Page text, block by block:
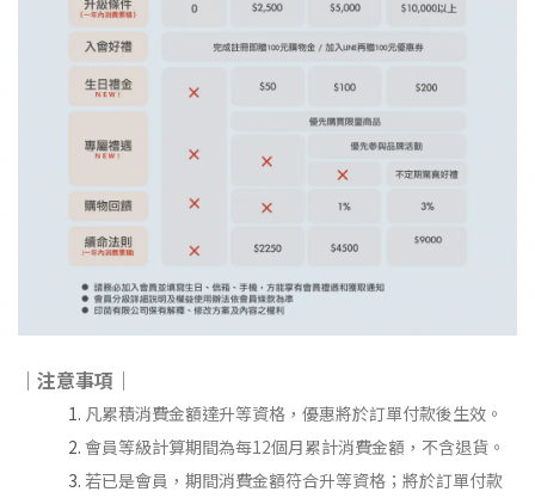
｜注意事項｜
凡累積消費金額達升等資格，優惠將於訂單付款後生效。
會員等級計算期間為每12個月累計消費金額，不含退貨。
若已是會員，期間消費金額符合升等資格；將於訂單付款